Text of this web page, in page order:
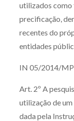
utilizados como
precificação,
recentes do
entidades
IN 05/2014/
Art. 2º A
utilização de
dada pela